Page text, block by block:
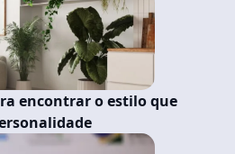
encontrar o estilo que